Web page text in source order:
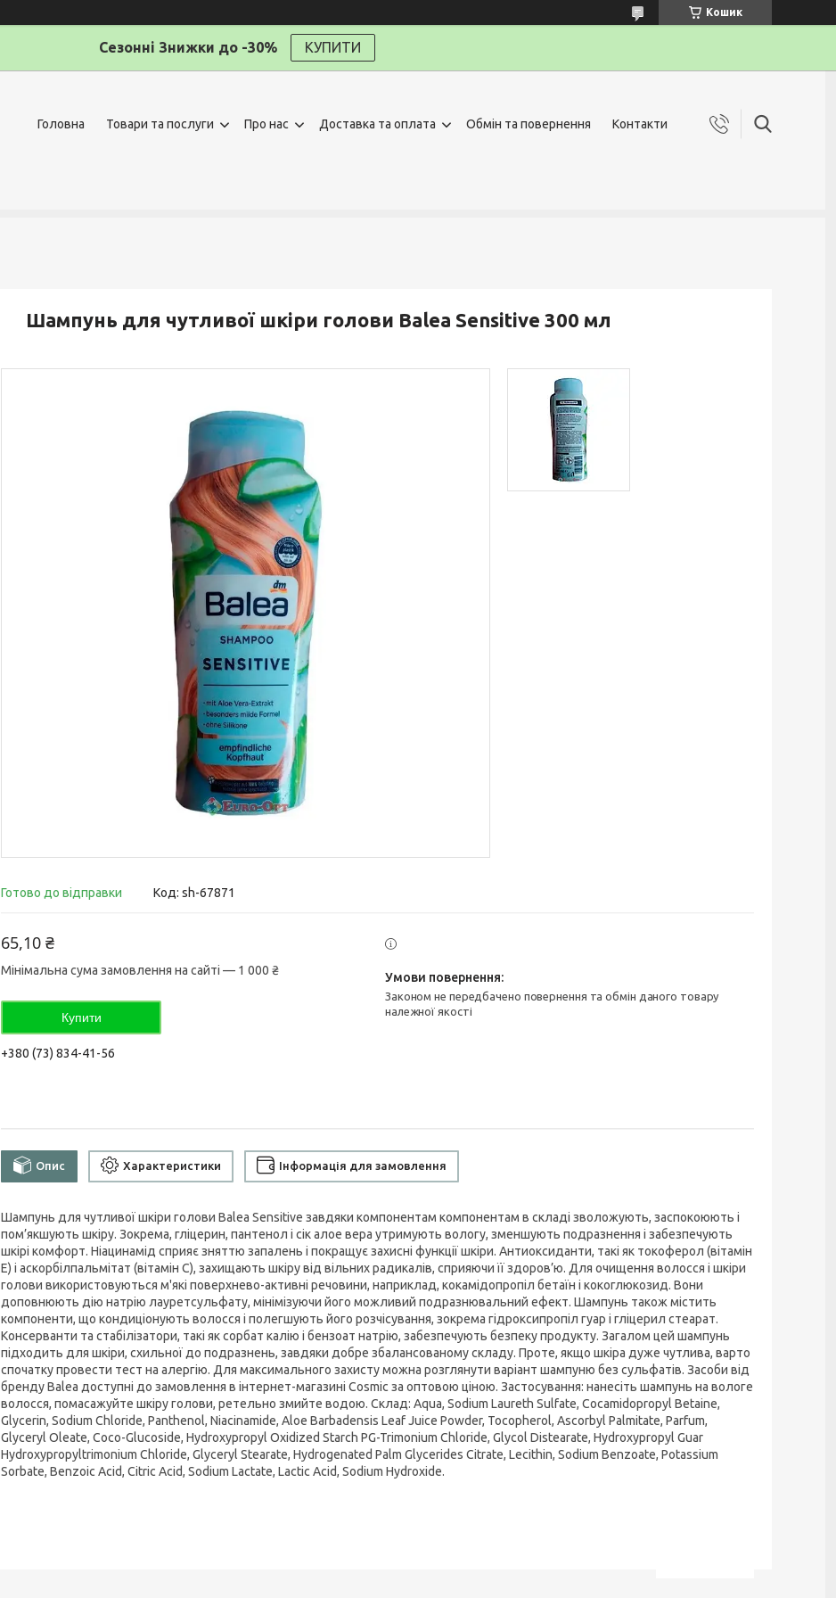
Кошик
Сезонні Знижки до -30% КУПИТИ
Головна Товари та послуги Про нас Доставка та оплата Обмін та повернення Контакти
Шампунь для чутливої шкіри голови Balea Sensitive 300 мл
Готово до відправки Код: sh-67871
65,10 ₴
Мінімальна сума замовлення на сайті — 1 000 ₴
Купити
+380 (73) 834-41-56
Законом не передбачено повернення та обмін даного товару
належної якості
Опис Характеристики Інформація для замовлення
Шампунь для чутливої шкіри голови Balea Sensitive завдяки компонентам компонентам в складі зволожують, заспокоюють і
пом’якшують шкіру. Зокрема, гліцерин, пантенол і сік алое вера утримують вологу, зменшують подразнення і забезпечують
шкірі комфорт. Ніацинамід сприяє зняттю запалень і покращує захисні функції шкіри. Антиоксиданти, такі як токоферол (вітамін
Е) і аскорбілпальмітат (вітамін С), захищають шкіру від вільних радикалів, сприяючи її здоров’ю. Для очищення волосся і шкіри
голови використовуються м'які поверхнево-активні речовини, наприклад, кокамідопропіл бетаїн і кокоглюкозид. Вони
доповнюють дію натрію лауретсульфату, мінімізуючи його можливий подразнювальний ефект. Шампунь також містить
компоненти, що кондиціонують волосся і полегшують його розчісування, зокрема гідроксипропіл гуар і гліцерил стеарат.
Консерванти та стабілізатори, такі як сорбат калію і бензоат натрію, забезпечують безпеку продукту. Загалом цей шампунь
підходить для шкіри, схильної до подразнень, завдяки добре збалансованому складу. Проте, якщо шкіра дуже чутлива, варто
спочатку провести тест на алергію. Для максимального захисту можна розглянути варіант шампуню без сульфатів. Засоби від
бренду Balea доступні до замовлення в інтернет-магазині Cosmic за оптовою ціною. Застосування: нанесіть шампунь на вологе
волосся, помасажуйте шкіру голови, ретельно змийте водою. Склад: Aqua, Sodium Laureth Sulfate, Cocamidopropyl Betaine,
Glycerin, Sodium Chloride, Panthenol, Niacinamide, Aloe Barbadensis Leaf Juice Powder, Tocopherol, Ascorbyl Palmitate, Parfum,
Glyceryl Oleate, Coco-Glucoside, Hydroxypropyl Oxidized Starch PG-Trimonium Chloride, Glycol Distearate, Hydroxypropyl Guar
Hydroxypropyltrimonium Chloride, Glyceryl Stearate, Hydrogenated Palm Glycerides Citrate, Lecithin, Sodium Benzoate, Potassium
Sorbate, Benzoic Acid, Citric Acid, Sodium Lactate, Lactic Acid, Sodium Hydroxide.